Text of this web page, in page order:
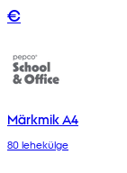
€
Märkmik A4
80 lehekülge